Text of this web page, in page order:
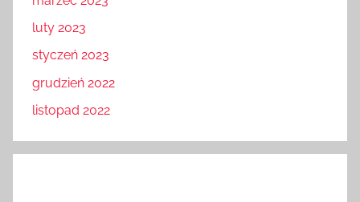
luty 2023
styczeń 2023
grudzień 2022
listopad 2022